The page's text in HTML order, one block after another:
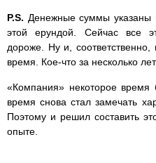
P.S. Денежные суммы указаны
этой ерундой. Сейчас все
дороже. Ну и,
время. Кое-что за несколько
«Компания» некоторое
время снова стал замечать
Поэтому и решил составить
опыте.